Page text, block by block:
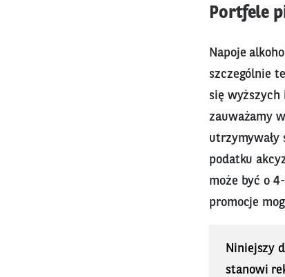
Portfele
Napoje
szczególnie
się wyższych
zauważamy
utrzymywały
podatku
może być o
promocje
Niniejszy
stanowi